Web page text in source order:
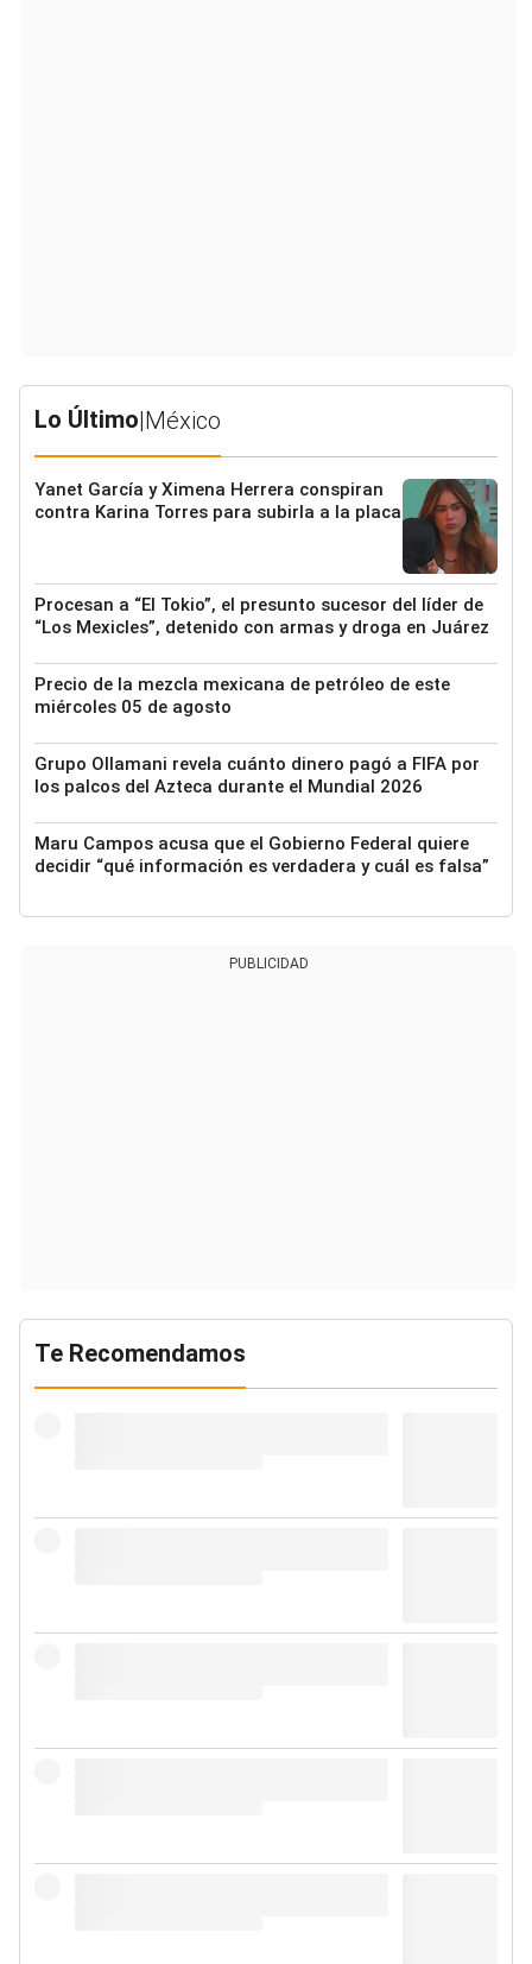
Lo Último|México
Yanet García y Ximena Herrera conspiran
contra Karina Torres para subirla a la placa
Procesan a “El Tokio”, el presunto sucesor del líder de
“Los Mexicles”, detenido con armas y droga en Juárez
Precio de la mezcla mexicana de petróleo de este
miércoles 05 de agosto
Grupo Ollamani revela cuánto dinero pagó a FIFA por
los palcos del Azteca durante el Mundial 2026
Maru Campos acusa que el Gobierno Federal quiere
decidir “qué información es verdadera y cuál es falsa”
PUBLICIDAD
Te Recomendamos